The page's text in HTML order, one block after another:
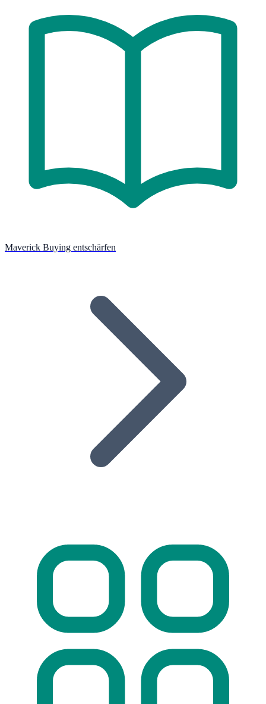
Maverick Buying entschärfen